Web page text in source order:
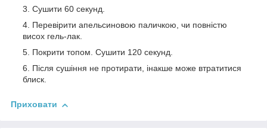
Сушити 60 секунд.
Перевірити апельсиновою паличкою, чи повністю
висох гель-лак.
Покрити топом. Сушити 120 секунд.
Після сушіння не протирати, інакше може втратитися
блиск.
Приховати